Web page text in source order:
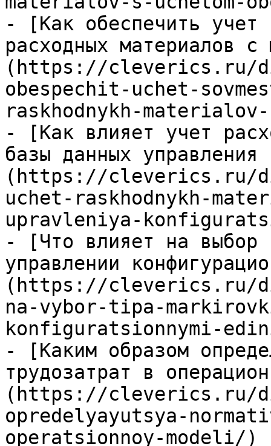
- [Как обеспечить учет
расходных материалов
(https://cleverics.ru/
obespechit-uchet-
raskhodnykh-
- [Как влияет учет
базы данных управления
(https://cleverics.ru/
uchet-raskhodnykh-
upravleniya-
- [Что влияет на выбор
управлении
(https://cleverics.ru/
na-vybor-tipa-
konfiguratsionnymi-
- [Каким образом
трудозатрат в
(https://cleverics.ru/
opredelyayutsya-
operatsionnoy-modeli/)